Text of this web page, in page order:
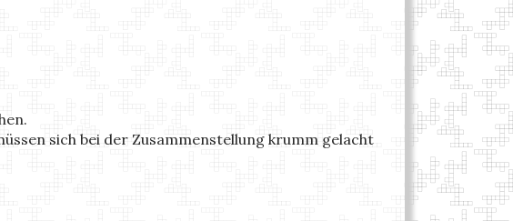
sich bei der Zusammenstellung krumm gelacht